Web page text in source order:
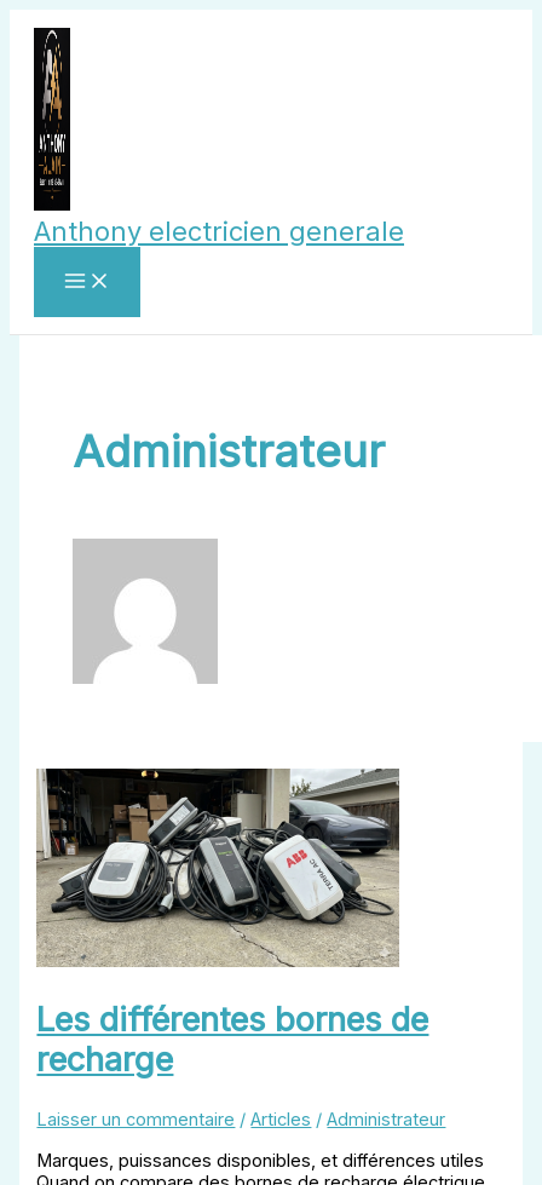
contenu
Anthony electricien generale
Administrateur
Les différentes bornes de
recharge
Laisser un commentaire /Articles /Administrateur
Marques, puissances disponibles, et différences utiles